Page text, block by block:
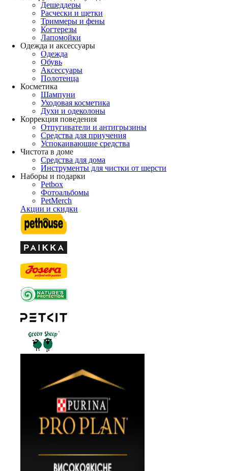
Дешеддеры
Расчески и щетки
Триммеры и фены
Когтерезы
Лапомойки
Одежда и аксессуары
Одежда
Обувь
Аксессуары
Полотенца
Косметика
Шампуни
Уходовая косметика
Духи и одеколоны
Коррекция поведения
Отпугиватели и антигрызины
Средства для приучения
Успокаивающие средства
Чистота в доме
Средства для дома
Инструменты для чистки от шерсти
Наборы и подарки
Petbox
Фотоальбомы
PetMerch
Акции и скидки